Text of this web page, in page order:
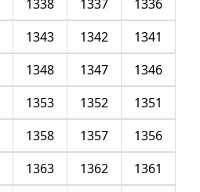
1336
1337
1338
1341
1342
1343
1346
1347
1348
1351
1352
1353
1356
1357
1358
1361
1362
1363